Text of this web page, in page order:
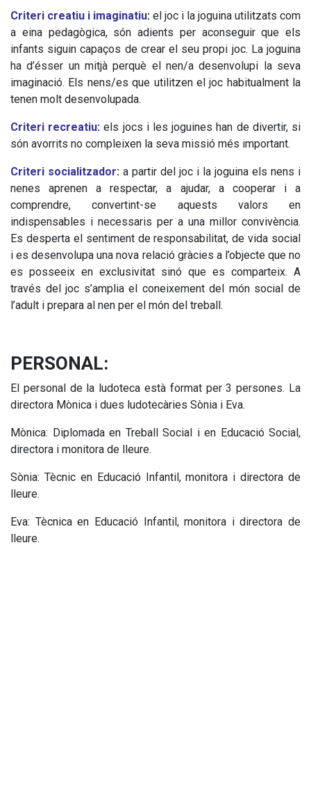
Criteri creatiu i imaginatiu: el joc i la joguina utilitzats com
a eina pedagògica, són adients per aconseguir que els
infants siguin capaços de crear el seu propi joc. La joguina
ha d’ésser un mitjà perquè el nen/a desenvolupi la seva
imaginació. Els nens/es que utilitzen el joc habitualment la
tenen molt desenvolupada.
Criteri recreatiu:els jocs i les joguines han de divertir, si
són avorrits no compleixen la seva missió més important.
Criteri socialitzador: a partir del joc i la joguina els nens i
nenes aprenen a respectar, a ajudar, a cooperar i a
comprendre, convertint-se aquests valors en
indispensables i necessaris per a una millor convivència.
Es desperta el sentiment de responsabilitat, de vida social
i es desenvolupa una nova relació gràcies a l’objecte que no
es posseeix en exclusivitat sinó que es comparteix. A
través del joc s’amplia el coneixement del món social de
l’adult i prepara al nen per el món del treball.
PERSONAL:
El personal de la ludoteca està format per 3 persones. La
directora Mònica i dues ludotecàries Sònia i Eva.
Mònica: Diplomada en Treball Social i en Educació Social,
directora i monitora de lleure.
Sònia: Tècnic en Educació Infantil, monitora i directora de
lleure.
Eva: Tècnica en Educació Infantil, monitora i directora de
lleure.